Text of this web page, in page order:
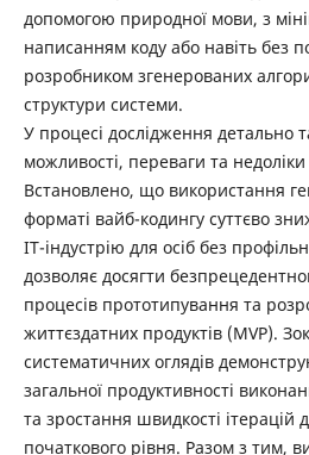
допомогою природної мови, з
написанням коду або навіть без
розробником згенерованих
структури системи.
У процесі дослідження детально
можливості, переваги та недоліки
Встановлено, що використання
форматі вайб-кодингу суттєво
ІТ-індустрію для осіб без
дозволяє досягти
процесів прототипування та
життєздатних продуктів (MVP).
систематичних оглядів
загальної продуктивності
та зростання швидкості ітерацій
початкового рівня. Разом з тим,